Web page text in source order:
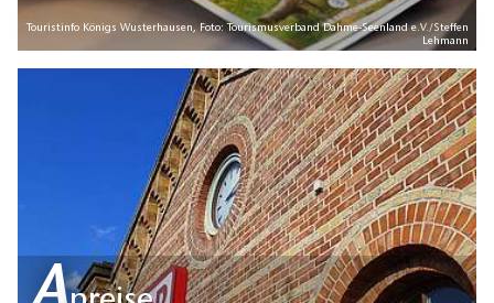
Touristinfo Königs Wusterhausen, Foto: Tourismusverband Dahme-Seenland e.V./Steffen
Lehmann